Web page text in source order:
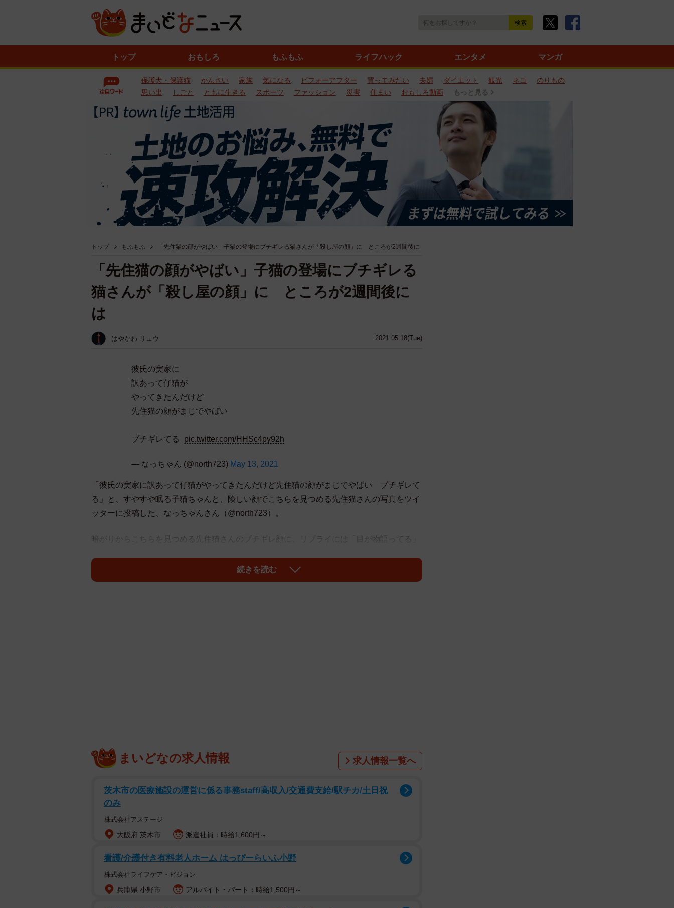
トップ おもしろ もふもふ ライフハック エンタメ マンガ
保護犬・保護猫 かんさい 家族 気になる ビフォーアフター 買ってみたい 夫婦 ダイエット 観光 ネコ
のりもの
思い出
しごと ともに生きる スポーツ ファッション 災害 住まい おもしろ動画 もっと見る
トップ もふもふ 「先住猫の顔がやばい」子猫の登場にブチギレる猫さんが「殺し屋の顔」に ところが2週間後に
2021.05.18(Tue)
「先住猫の顔がやばい」子猫の登場にブチギレる
猫さんが「殺し屋の顔」に ところが2週間後に
は
はやかわ リュウ
彼氏の実家に
訳あって仔猫が
やってきたんだけど
先住猫の顔がまじでやばい
ブチギレてる pic.twitter.com/HHSc4py92h
— なっちゃん (@north723) May 13, 2021
「彼氏の実家に訳あって仔猫がやってきたんだけど先住猫の顔がまじでやばい ブチギレて
る」と、すやすや眠る子猫ちゃんと、険しい顔でこちらを見つめる先住猫さんの写真をツイ
ッターに投稿した、なっちゃんさん（@north723）。
暗がりからこちらを見つめる先住猫さんのブチギレ顔に、リプライには「目が物語ってる」
「浮気現場」
ちゃすけはいちばんおっとりしていて、ごはんを取られても全然怒らないような子。甘えた
くても違う子がいたら遠慮するような性格なので予想外でした」と、なっちゃんさん。
続きを読む
まいどなの求人情報 求人情報一覧へ
茨木市の医療施設の運営に係る事務staff/高収入/交通費支給/駅チカ/土日祝
のみ
株式会社アステージ
大阪府 茨木市 派遣社員：時給1,600円～
看護/介護付き有料老人ホーム はっぴーらいふ小野
株式会社ライフケア・ビジョン
兵庫県 小野市 アルバイト・パート：時給1,500円～